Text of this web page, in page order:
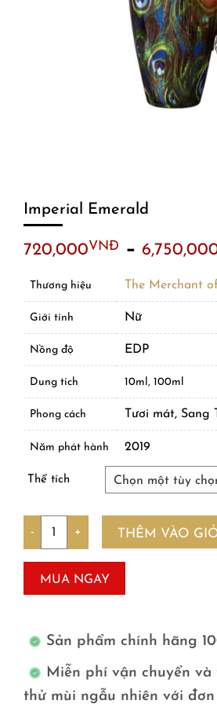
Imperial Emerald
720,000VNĐ –
Thương hiệu The Merchant
Giới tính Nữ
Nồng độ EDP
Dung tích 10ml, 100ml
Phong cách Tươi mát, Sang
Năm phát hành 2019
Thể tích
THÊM VÀO
MUA NGAY
Sản phẩm chính hãng
Miễn phí vận chuyển và
thử mùi ngẫu nhiên với